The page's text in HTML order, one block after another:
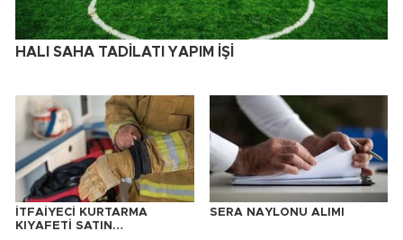
HALI SAHA TADİLATI YAPIM İŞİ
İTFAİYECİ KURTARMA
KIYAFETİ SATIN
SERA NAYLONU ALIMI